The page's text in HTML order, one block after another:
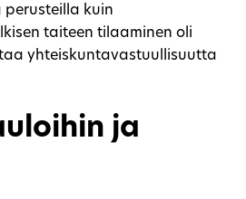
perusteilla kuin
taiteen tilaaminen oli
yhteiskuntavastuullisuutta
ja